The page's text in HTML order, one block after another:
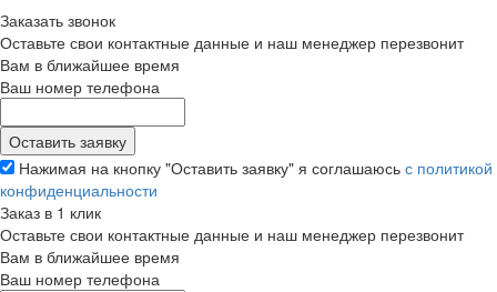
Заказать звонок
Оставьте свои контактные данные и наш менеджер перезвонит
Вам в ближайшее время
Ваш номер телефона
Нажимая на кнопку "Оставить заявку" я соглашаюсь с политикой
конфиденциальности
Заказ в 1 клик
Оставьте свои контактные данные и наш менеджер перезвонит
Вам в ближайшее время
Ваш номер телефона